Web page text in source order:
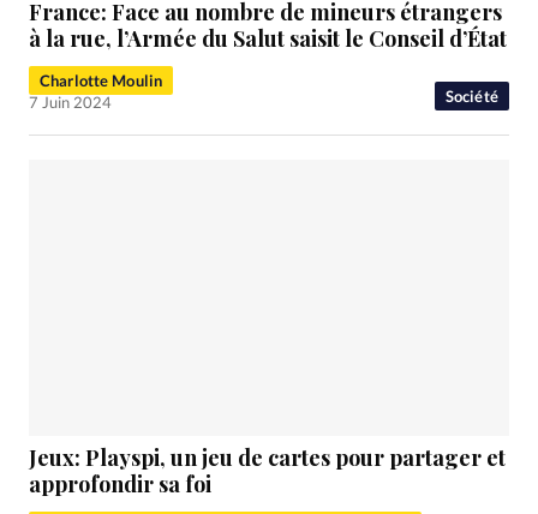
Société
France: Face au nombre de mineurs étrangers
à la rue, l’Armée du Salut saisit le Conseil d’État
Charlotte Moulin
7 Juin 2024
Jeux: Playspi, un jeu de cartes pour partager et
approfondir sa foi